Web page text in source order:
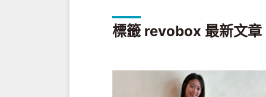
標籤 revobox 最新文章